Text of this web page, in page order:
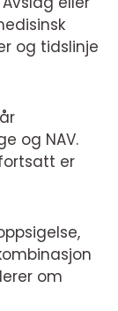
og tidslinje
og NAV.
er
om